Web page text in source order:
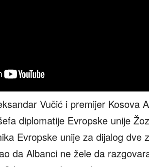
Vučić i premijer Kosova
diplomatije Evropske unije
Evropske unije za dijalog dve
da Albanci ne žele da